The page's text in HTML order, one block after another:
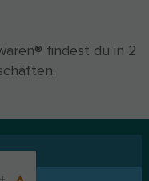
findest du in 2